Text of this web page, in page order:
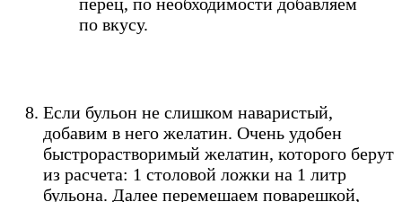
по вкусу.
Если бульон не слишком наваристый,
добавим в него желатин. Очень удобен
быстрорастворимый желатин, которого берут
из расчета: 1 столовой ложки на 1 литр
бульона. Далее перемешаем поварешкой,